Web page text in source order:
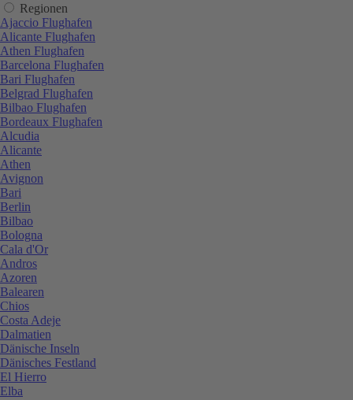
Regionen
Ajaccio Flughafen
Alicante Flughafen
Athen Flughafen
Barcelona Flughafen
Bari Flughafen
Belgrad Flughafen
Bilbao Flughafen
Bordeaux Flughafen
Alcudia
Alicante
Athen
Avignon
Bari
Berlin
Bilbao
Bologna
Cala d'Or
Andros
Azoren
Balearen
Chios
Costa Adeje
Dalmatien
Dänische Inseln
Dänisches Festland
El Hierro
Elba